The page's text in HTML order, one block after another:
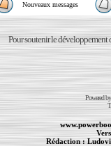
Nouveaux messages
Pour soutenir le développement
Powered
Rédaction :